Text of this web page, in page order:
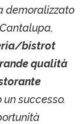
demoralizzato
bistrot
qualità
successo.